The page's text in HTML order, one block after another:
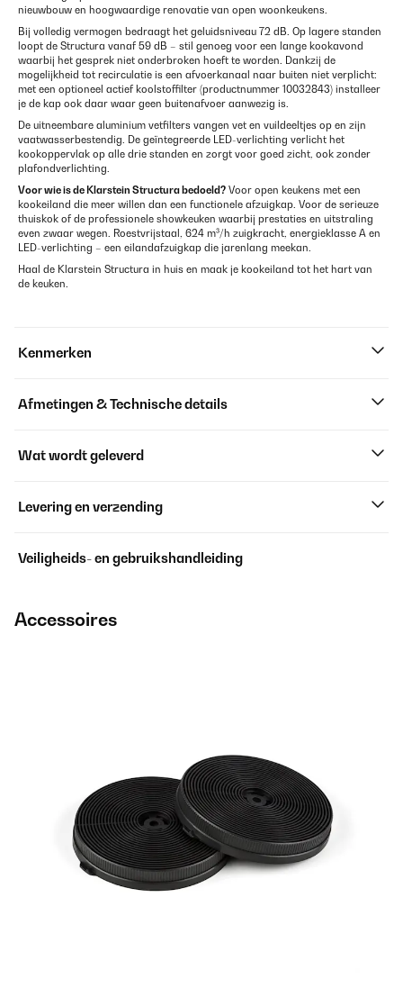
nieuwbouw en hoogwaardige renovatie van open woonkeukens.
Bij volledig vermogen bedraagt het geluidsniveau 72 dB. Op lagere standen
loopt de Structura vanaf 59 dB – stil genoeg voor een lange kookavond
waarbij het gesprek niet onderbroken hoeft te worden. Dankzij de
mogelijkheid tot recirculatie is een afvoerkanaal naar buiten niet verplicht:
met een optioneel actief koolstoffilter (productnummer 10032843) installeer
je de kap ook daar waar geen buitenafvoer aanwezig is.
De uitneembare aluminium vetfilters vangen vet en vuildeeltjes op en zijn
vaatwasserbestendig. De geïntegreerde LED-verlichting verlicht het
kookoppervlak op alle drie standen en zorgt voor goed zicht, ook zonder
plafondverlichting.
Voor wie is de Klarstein Structura bedoeld? Voor open keukens met een
kookeiland die meer willen dan een functionele afzuigkap. Voor de serieuze
thuiskok of de professionele showkeuken waarbij prestaties en uitstraling
even zwaar wegen. Roestvrijstaal, 624 m³/h zuigkracht, energieklasse A en
LED-verlichting – een eilandafzuigkap die jarenlang meekan.
Haal de Klarstein Structura in huis en maak je kookeiland tot het hart van
de keuken.
Kenmerken
Afmetingen & Technische details
Wat wordt geleverd
Levering en verzending
Veiligheids- en gebruikshandleiding
Accessoires